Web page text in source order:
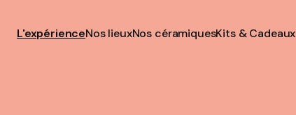
L'expérienceNos lieuxNos céramiquesKits & Cadeaux